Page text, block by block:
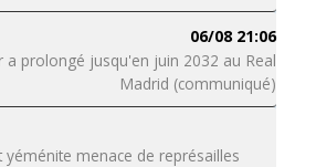
06/08 21:06
a prolongé jusqu'en juin 2032 au Real
Madrid (communiqué)
menace de représailles